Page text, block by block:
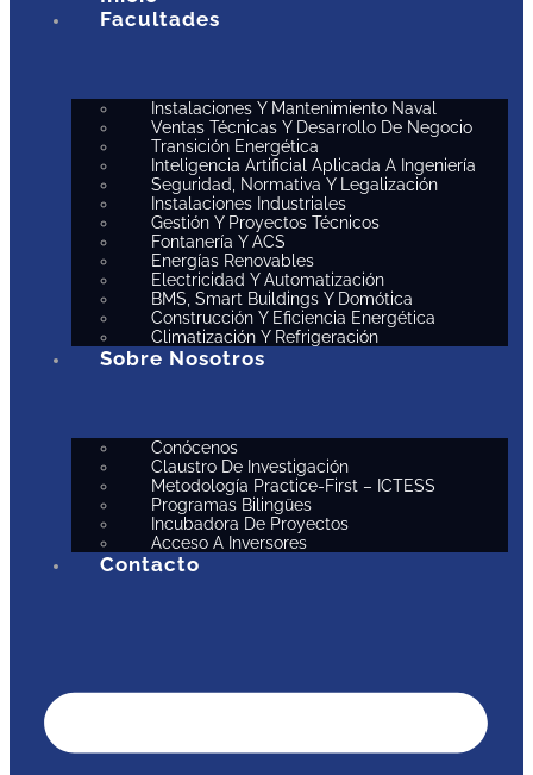
Facultades
Instalaciones Y Mantenimiento Naval
Ventas Técnicas Y Desarrollo De Negocio
Transición Energética
Inteligencia Artificial Aplicada A Ingeniería
Seguridad, Normativa Y Legalización
Instalaciones Industriales
Gestión Y Proyectos Técnicos
Fontanería Y ACS
Energías Renovables
Electricidad Y Automatización
BMS, Smart Buildings Y Domótica
Construcción Y Eficiencia Energética
Climatización Y Refrigeración
Sobre Nosotros
Conócenos
Claustro De Investigación
Metodología Practice-First – ICTESS
Programas Bilingües
Incubadora De Proyectos
Acceso A Inversores
Contacto